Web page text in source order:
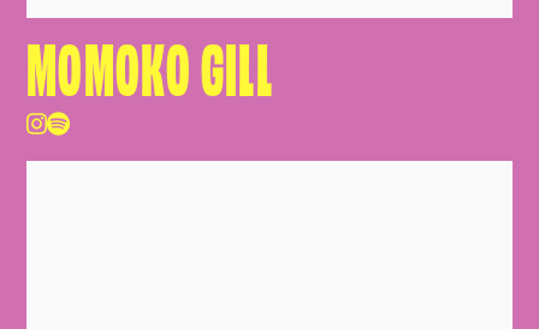
MOMOKO GILL